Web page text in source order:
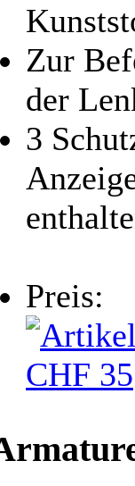
Zur
der
3
Preis:
CHF 35